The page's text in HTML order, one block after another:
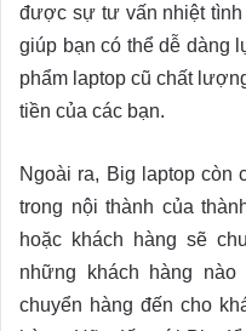
được sự tư vấn nhiệt
giúp bạn có thể dễ dàng
phẩm laptop cũ chất
tiền của các bạn.
Ngoài ra, Big laptop còn
trong nội thành của
hoặc khách hàng sẽ
những khách hàng
chuyển hàng đến cho